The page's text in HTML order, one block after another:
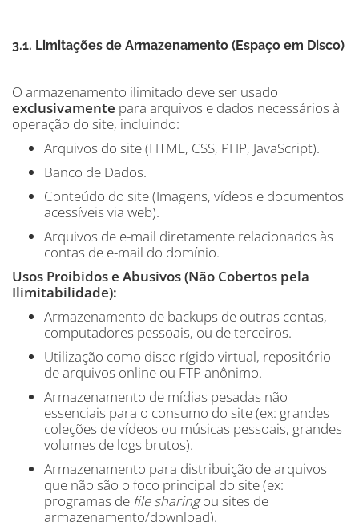
3.1. Limitações de Armazenamento (Espaço em Disco)
O armazenamento ilimitado deve ser usado
exclusivamente para arquivos e dados necessários à
operação do site, incluindo:
Arquivos do site (HTML, CSS, PHP, JavaScript).
Banco de Dados.
Conteúdo do site (Imagens, vídeos e documentos
acessíveis via web).
Arquivos de e-mail diretamente relacionados às
contas de e-mail do domínio.
Usos Proibidos e Abusivos (Não Cobertos pela
Ilimitabilidade):
Armazenamento de backups de outras contas,
computadores pessoais, ou de terceiros.
Utilização como disco rígido virtual, repositório
de arquivos online ou FTP anônimo.
Armazenamento de mídias pesadas não
essenciais para o consumo do site (ex: grandes
coleções de vídeos ou músicas pessoais, grandes
volumes de logs brutos).
Armazenamento para distribuição de arquivos
que não são o foco principal do site (ex:
programas de file sharingou sites de
armazenamento/download).